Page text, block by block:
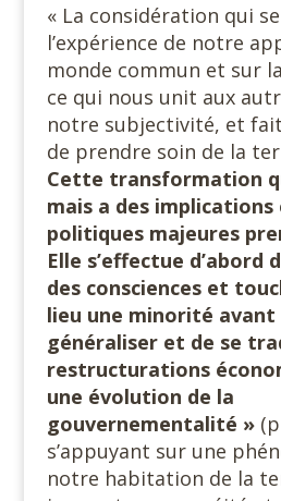
« La considération qui
l’expérience de notre
monde commun et sur
ce qui nous unit aux
notre subjectivité, et
de prendre soin de la
Cette transformation
mais a des
politiques majeures
Elle s’effectue d’abord
des consciences et
lieu une minorité avant
généraliser et de se
restructurations
une évolution de la
gouvernementalité »(p
s’appuyant sur une
notre habitation de la